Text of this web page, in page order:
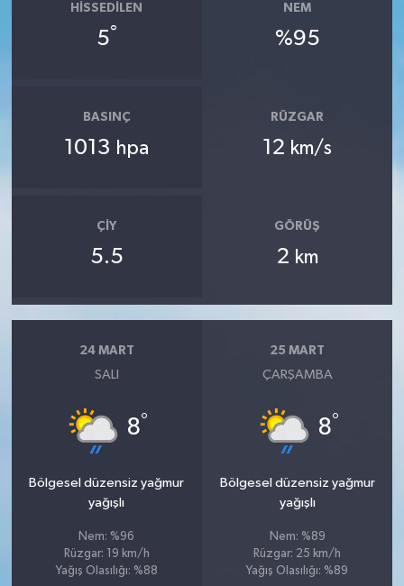
HISSEDILEN
5°
NEM
%95
BASINÇ
1013 hpa
RÜZGAR
12 km/s
ÇIY
5.5
GÖRÜŞ
2 km
24 MART
SALI
8°
Bölgesel düzensiz yağmur
yağışlı
Nem: %96
Rüzgar: 19 km/h
Yağış Olasılığı: %88
25 MART
ÇARŞAMBA
8°
Bölgesel düzensiz yağmur
yağışlı
Nem: %89
Rüzgar: 25 km/h
Yağış Olasılığı: %89